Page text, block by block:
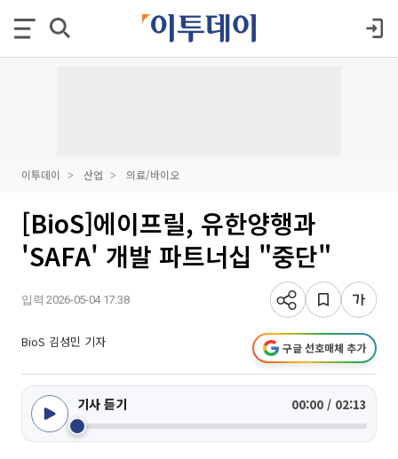
이투데이 산업 의료/바이오
[BioS]에이프릴, 유한양행과
'SAFA' 개발 파트너십 "중단"
입력 2026-05-04 17:38
BioS 김성민 기자 구글 선호매체 추가
기사 듣기 00:00 / 02:13